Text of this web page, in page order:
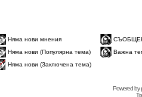
Няма нови мнения
Няма нови (Популярна тема)
Важна
Няма нови (Заключена тема)
Powered by